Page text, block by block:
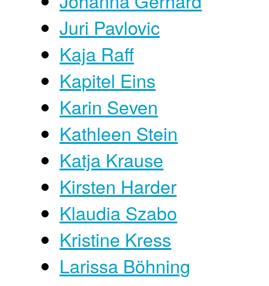
Juri Pavlovic
Kaja Raff
Kapitel Eins
Karin Seven
Kathleen Stein
Katja Krause
Kirsten Harder
Klaudia Szabo
Kristine Kress
Larissa Böhning